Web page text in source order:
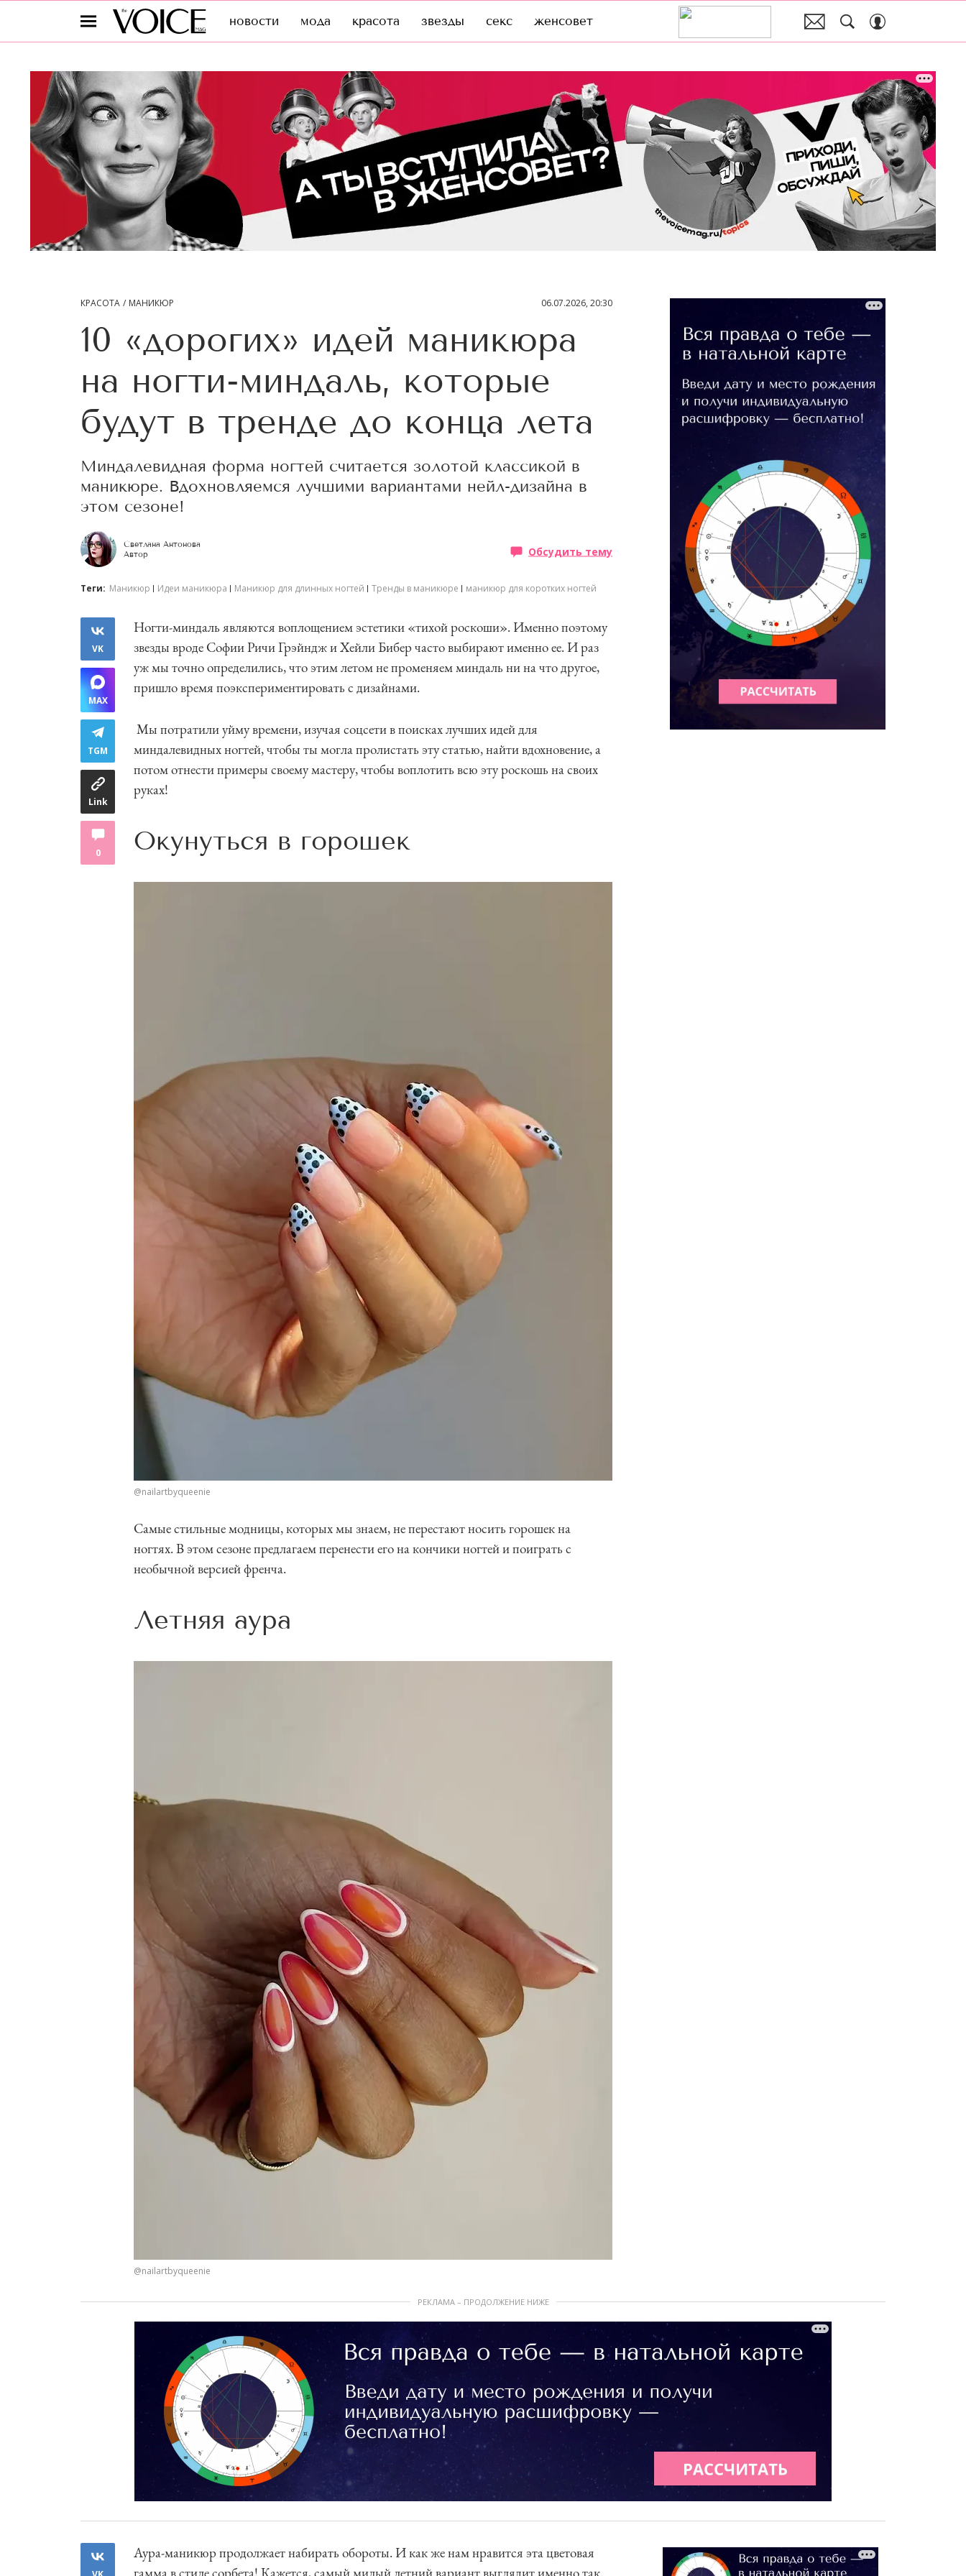
новости мода красота звезды секс женсовет
КРАСОТА МАНИКЮР 06.07.2026, 20:30
10 «дорогих» идей маникюра
на ногти-миндаль, которые
будут в тренде до конца лета
Миндалевидная форма ногтей считается золотой классикой в
маникюре. Вдохновляемся лучшими вариантами нейл-дизайна в
этом сезоне!
Светлана Антонова
Автор
Обсудить тему
Теги: Маникюр Идеи маникюра Маникюр для длинных ногтей Тренды в маникюре маникюр для коротких ногтей
VK
MAX
TGM
Link
0
Ногти-миндаль являются воплощением эстетики «тихой роскоши». Именно поэтому
звезды вроде Софии Ричи Грэйндж и Хейли Бибер часто выбирают именно ее. И раз
уж мы точно определились, что этим летом не променяем миндаль ни на что другое,
пришло время поэкспериментировать с дизайнами.
Мы потратили уйму времени, изучая соцсети в поисках лучших идей для
миндалевидных ногтей, чтобы ты могла пролистать эту статью, найти вдохновение, а
потом отнести примеры своему мастеру, чтобы воплотить всю эту роскошь на своих
руках!
Окунуться в горошек
@nailartbyqueenie
Самые стильные модницы, которых мы знаем, не перестают носить горошек на
ногтях. В этом сезоне предлагаем перенести его на кончики ногтей и поиграть с
необычной версией френча.
Летняя аура
@nailartbyqueenie
РЕКЛАМА – ПРОДОЛЖЕНИЕ НИЖЕ
Аура-маникюр продолжает набирать обороты. И как же нам нравится эта цветовая